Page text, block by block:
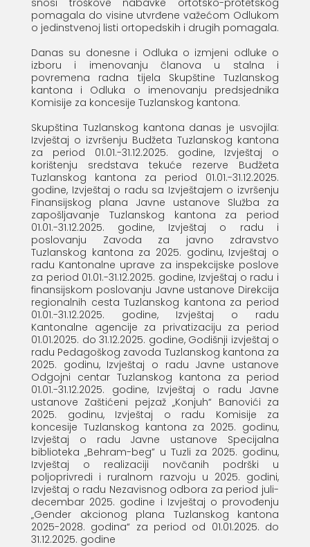
snosi troškove nabavke ortotsko-protetskog
pomagala do visine utvrđene važećom Odlukom
o jedinstvenoj listi ortopedskih i drugih pomagala.
Danas su donesne i Odluka o izmjeni odluke o
izboru i imenovanju članova u stalna i
povremena radna tijela Skupštine Tuzlanskog
kantona i Odluka o imenovanju predsjednika
Komisije za koncesije Tuzlanskog kantona.
Skupština Tuzlanskog kantona danas je usvojila:
Izvještaj o izvršenju Budžeta Tuzlanskog kantona
za period 01.01.-31.12.2025. godine, Izvještaj o
korištenju sredstava tekuće rezerve Budžeta
Tuzlanskog kantona za period 01.01.-31.12.2025.
godine, Izvještaj o radu sa Izvještajem o izvršenju
Finansijskog plana Javne ustanove Služba za
zapošljavanje Tuzlanskog kantona za period
01.01.-31.12.2025. godine, Izvještaj o radu i
poslovanju Zavoda za javno zdravstvo
Tuzlanskog kantona za 2025. godinu, Izvještaj o
radu Kantonalne uprave za inspekcijske poslove
za period 01.01.-31.12.2025. godine, Izvještaj o radu i
finansijskom poslovanju Javne ustanove Direkcija
regionalnih cesta Tuzlanskog kantona za period
01.01.-31.12.2025. godine, Izvještaj o radu
Kantonalne agencije za privatizaciju za period
01.01.2025. do 31.12.2025. godine, Godišnji izvještaj o
radu Pedagoškog zavoda Tuzlanskog kantona za
2025. godinu, Izvještaj o radu Javne ustanove
Odgojni centar Tuzlanskog kantona za period
01.01.-31.12.2025. godine, Izvještaj o radu Javne
ustanove Zaštićeni pejzaž „Konjuh“ Banovići za
2025. godinu, Izvještaj o radu Komisije za
koncesije Tuzlanskog kantona za 2025. godinu,
Izvještaj o radu Javne ustanove Specijalna
biblioteka „Behram-beg” u Tuzli za 2025. godinu,
Izvještaj o realizaciji novčanih podrški u
poljoprivredi i ruralnom razvoju u 2025. godini,
Izvještaj o radu Nezavisnog odbora za period juli-
decembar 2025. godine i Izvještaj o provođenju
„Gender akcionog plana Tuzlanskog kantona
2025-2028. godina“ za period od 01.01.2025. do
31.12.2025. godine